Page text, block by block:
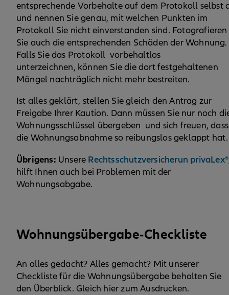
entsprechende Vorbehalte auf dem Protokoll selbst
und nennen Sie genau, mit welchen Punkten im
Protokoll Sie nicht einverstanden sind. Fotografieren
Sie auch die entsprechenden Schäden der Wohnung.
Falls Sie das Protokoll vorbehaltlos
unterzeichnen, können Sie die dort festgehaltenen
Mängel nachträglich nicht mehr bestreiten.
Ist alles geklärt, stellen Sie gleich den Antrag zur
Freigabe Ihrer Kaution. Dann müssen Sie nur noch
Wohnungsschlüssel übergeben und sich freuen, dass
die Wohnungsabnahme so reibungslos geklappt hat.
Übrigens: Unsere Rechtsschutzversicherun privaLex®
hilft Ihnen auch bei Problemen mit der
Wohnungsabgabe.
Wohnungsübergabe-Checkliste
An alles gedacht? Alles gemacht? Mit unserer
Checkliste für die Wohnungsübergabe behalten Sie
den Überblick. Gleich hier zum Ausdrucken.